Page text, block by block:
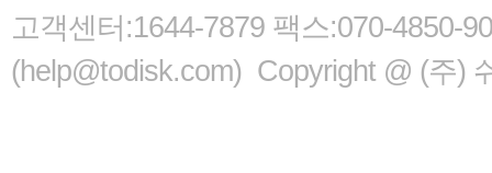
고객센터:1644-7879 팩스:070-4850-
(help@todisk.com) Copyright @ (주)